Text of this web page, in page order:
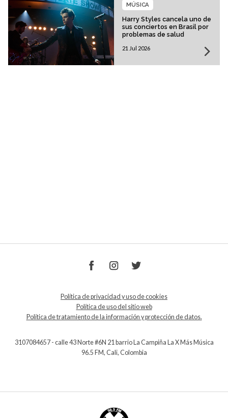
Harry Styles cancela uno de
sus conciertos en Brasil por
problemas de salud
MÚSICA
21 Jul 2026
Política de privacidad y uso de cookies
Política de uso del sitio web
Política de tratamiento de la información y protección de datos.
3107084657 - calle 43 Norte #6N 21 barrio La Campiña La X Más Música
96.5 FM, Cali, Colombia